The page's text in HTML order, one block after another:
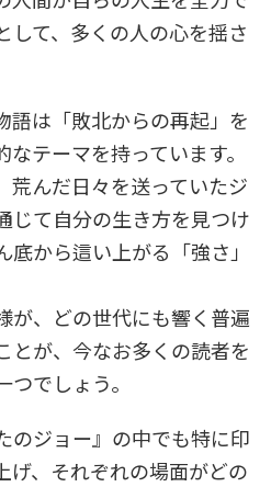
して、多くの人の心を揺さ
語は「敗北からの再起」を
テーマを持っています。
荒んだ日々を送っていたジ
じて自分の生き方を見つけ
から這い上がる「強さ」
が、どの世代にも響く普遍
とが、今なお多くの読者を
でしょう。
のジョー』の中でも特に印
げ、それぞれの場面がどの